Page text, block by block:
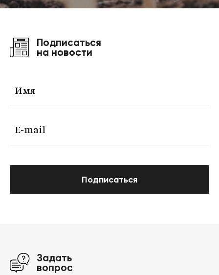
Подписаться
на новости
Подписаться
Задать
вопрос